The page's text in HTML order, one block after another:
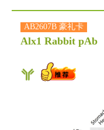
AB2607B 豪礼卡
Alx1 Rabbit pAb